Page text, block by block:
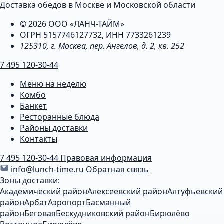
Доставка обедов в Москве и Московской области
© 2026 ООО «ЛАНЧ-ТАЙМ»
ОГРН 5157746127732, ИНН 7733261239
125310, г. Москва, пер. Ангелов, д. 2, кв. 252
7 495 120-30-44
Меню на неделю
Комбо
Банкет
Ресторанные блюда
Районы доставки
Контакты
7 495 120-30-44 Правовая информация
info@lunch-time.ru Обратная связь
Зоны доставки:
Академический районАлексеевский районАлтуфьевский
районАрбатАэропортБасманный
районБеговаяБескудниковский районБирюлёво